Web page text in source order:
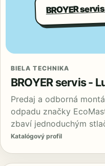
BROYER
BIELA TECHNIKA
BROYER servis -
Predaj a odborná
odpadu značky
zbaví jednoduchým
Katalógový profil